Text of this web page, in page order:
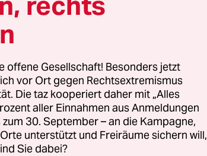
bieten. Stefan
bis an die
hat
Musik "denken",
Brüche inklusive.
Dramaturgen
durch die
offene Gesellschaft! Besonders jetzt
vor Ort gegen Rechtsextremismus
Die taz kooperiert daher mit „Alles
aller Einnahmen aus Anmeldungen
30. September – an die Kampagne,
unterstützt und Freiräume sichern will,
Sie dabei?